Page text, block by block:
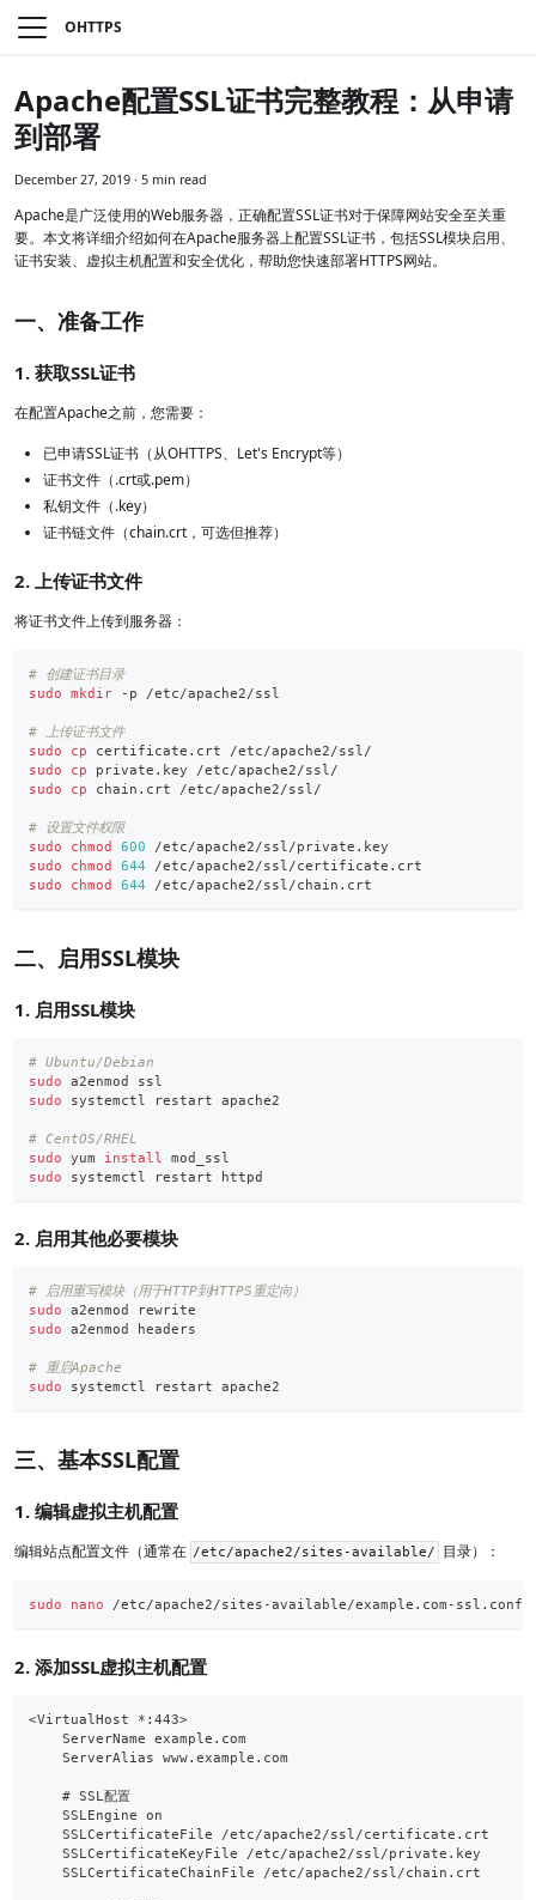
OHTTPS
Apache配置SSL证书完整教程：从申请
到部署
December 27, 2019 · 5 min read
Apache是广泛使用的Web服务器，正确配置SSL证书对于保障网站安全至关重
要。本文将详细介绍如何在Apache服务器上配置SSL证书，包括SSL模块启用、
证书安装、虚拟主机配置和安全优化，帮助您快速部署HTTPS网站。
一、准备工作
1. 获取SSL证书
在配置Apache之前，您需要：
已申请SSL证书（从OHTTPS、Let's Encrypt等）
证书文件（.crt或.pem）
私钥文件（.key）
证书链文件（chain.crt，可选但推荐）
2. 上传证书文件
将证书文件上传到服务器：
# 创建证书目录
sudo mkdir -p /etc/apache2/ssl
# 上传证书文件
sudo
cp certificate.crt /etc/apache2/ssl/
sudo
cp private.key /etc/apache2/ssl/
sudo
cp chain.crt /etc/apache2/ssl/
# 设置文件权限
sudo
chmod 600 /etc/apache2/ssl/private.key
sudo
chmod 644 /etc/apache2/ssl/certificate.crt
sudo
chmod 644 /etc/apache2/ssl/chain.crt
二、启用SSL模块
1. 启用SSL模块
# Ubuntu/Debian
sudo a2enmod ssl
sudo systemctl restart apache2
# CentOS/RHEL
sudo yum install
mod_ssl
sudo systemctl restart httpd
2. 启用其他必要模块
# 启用重写模块（用于HTTP到HTTPS重定向）
sudo a2enmod rewrite
sudo a2enmod headers
# 重启Apache
sudo systemctl restart apache2
三、基本SSL配置
1. 编辑虚拟主机配置
编辑站点配置文件（通常在 /etc/apache2/sites-available/ 目录）：
sudo nano /etc/apache2/sites-available/example.com-ssl.conf
2. 添加SSL虚拟主机配置
<VirtualHost *:443>
    ServerName example.com
    ServerAlias www.example.com
    # SSL配置
    SSLEngine on
    SSLCertificateFile /etc/apache2/ssl/certificate.crt
    SSLCertificateKeyFile /etc/apache2/ssl/private.key
    SSLCertificateChainFile /etc/apache2/ssl/chain.crt